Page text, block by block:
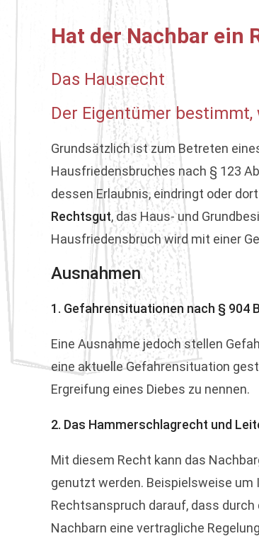
Hat der Nachbar ein
Das Hausrecht
Der Eigentümer
Grundsätzlich ist zum Betreten
Hausfriedensbruches nach § 123
dessen Erlaubnis, eindringt oder
Rechtsgut, das Haus- und
Hausfriedensbruch wird mit einer
Ausnahmen
1. Gefahrensituationen nach § 904
Eine Ausnahme jedoch stellen
eine aktuelle Gefahrensituation
Ergreifung eines Diebes zu nennen.
2. Das Hammerschlagrecht und
Mit diesem Recht kann das
genutzt werden. Beispielsweise um
Rechtsanspruch darauf, dass
Nachbarn eine vertragliche